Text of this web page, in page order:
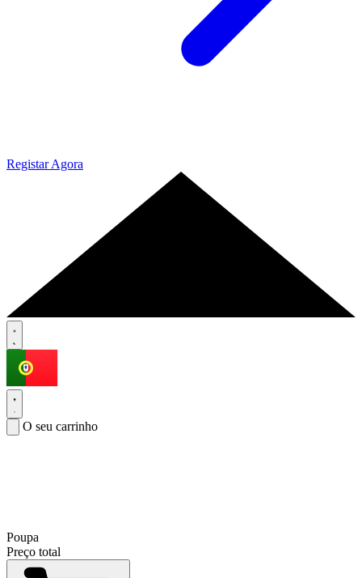
Registar Agora
O seu carrinho
Poupa
Preço total